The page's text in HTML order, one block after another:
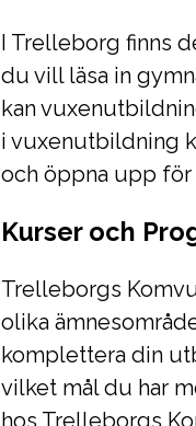
I Trelleborg finns
du vill läsa in
kan
i vuxenutbildning
och öppna upp
Kurser och
Trelleborgs
olika
komplettera din
vilket mål du har
hos Trelleborgs